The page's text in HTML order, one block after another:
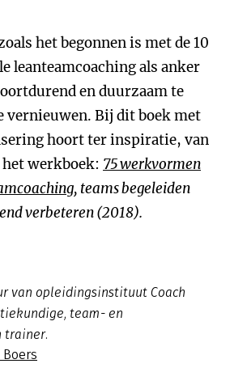
het begonnen is met de 10
leanteamcoaching als anker
en duurzaam te
vernieuwen. Bij dit boek met
hoort ter inspiratie, van
werkboek: 75 werkvormen
, teams begeleiden
verbeteren (2018).
van opleidingsinstituut Coach
team- en
trainer.